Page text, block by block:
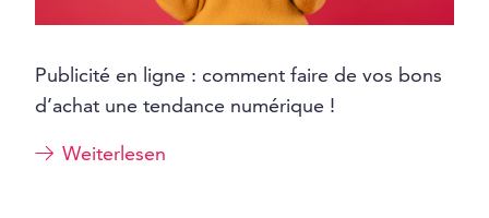
Publicité en ligne : comment faire de vos bons
d’achat une tendance numérique !
Weiterlesen